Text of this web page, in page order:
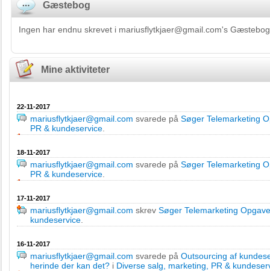
Gæstebog
Ingen har endnu skrevet i mariusflytkjaer@gmail.com's Gæstebog
Mine aktiviteter
22-11-2017
mariusflytkjaer@gmail.com svarede på Søger Telemarketing
PR & kundeservice
18-11-2017
mariusflytkjaer@gmail.com svarede på Søger Telemarketing
PR & kundeservice
17-11-2017
mariusflytkjaer@gmail.com skrev Søger Telemarketing
kundeservice
16-11-2017
mariusflytkjaer@gmail.com svarede på Outsourcing af
herinde der kan det? i Diverse salg, marketing, PR &